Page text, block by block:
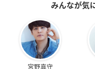
みんなが気
宮野真守